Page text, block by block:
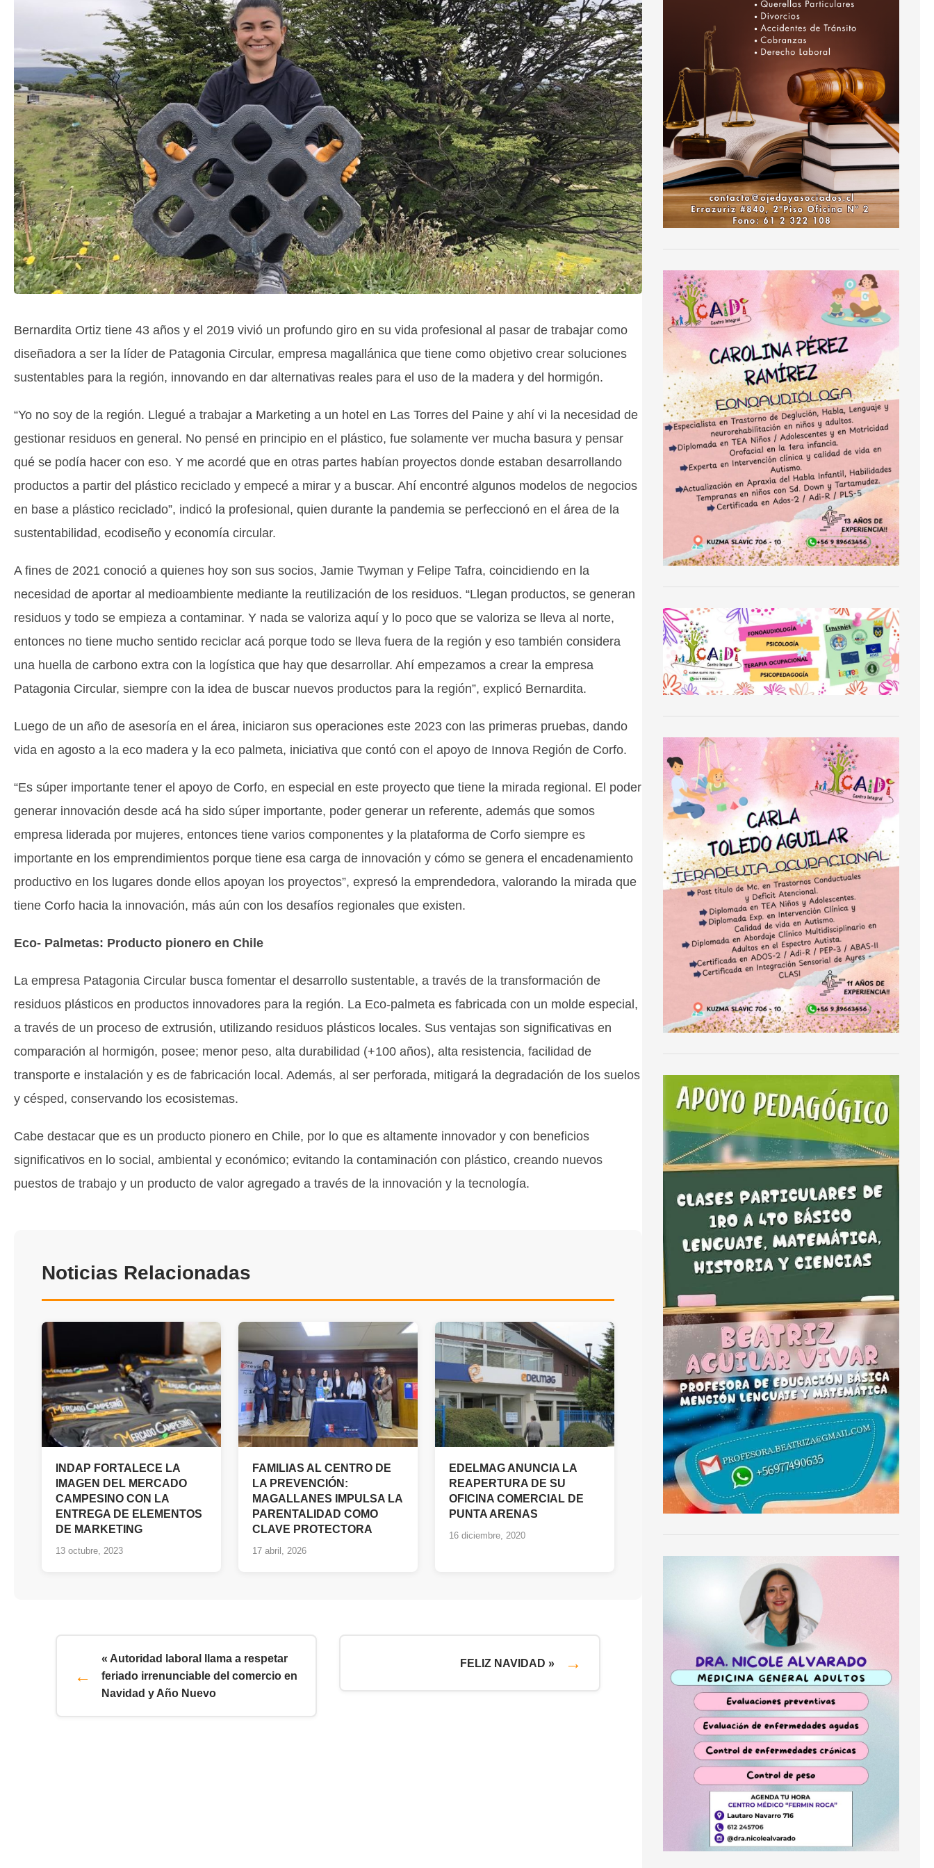
Bernardita Ortiz tiene 43 años y el 2019 vivió un profundo giro en su vida profesional al pasar de trabajar como
diseñadora a ser la líder de Patagonia Circular, empresa magallánica que tiene como objetivo crear soluciones
sustentables para la región, innovando en dar alternativas reales para el uso de la madera y del hormigón.
“Yo no soy de la región. Llegué a trabajar a Marketing a un hotel en Las Torres del Paine y ahí vi la necesidad de
gestionar residuos en general. No pensé en principio en el plástico, fue solamente ver mucha basura y pensar
qué se podía hacer con eso. Y me acordé que en otras partes habían proyectos donde estaban desarrollando
productos a partir del plástico reciclado y empecé a mirar y a buscar. Ahí encontré algunos modelos de negocios
en base a plástico reciclado”, indicó la profesional, quien durante la pandemia se perfeccionó en el área de la
sustentabilidad, ecodiseño y economía circular.
A fines de 2021 conoció a quienes hoy son sus socios, Jamie Twyman y Felipe Tafra, coincidiendo en la
necesidad de aportar al medioambiente mediante la reutilización de los residuos. “Llegan productos, se generan
residuos y todo se empieza a contaminar. Y nada se valoriza aquí y lo poco que se valoriza se lleva al norte,
entonces no tiene mucho sentido reciclar acá porque todo se lleva fuera de la región y eso también considera
una huella de carbono extra con la logística que hay que desarrollar. Ahí empezamos a crear la empresa
Patagonia Circular, siempre con la idea de buscar nuevos productos para la región”, explicó Bernardita.
Luego de un año de asesoría en el área, iniciaron sus operaciones este 2023 con las primeras pruebas, dando
vida en agosto a la eco madera y la eco palmeta, iniciativa que contó con el apoyo de Innova Región de Corfo.
“Es súper importante tener el apoyo de Corfo, en especial en este proyecto que tiene la mirada regional. El poder
generar innovación desde acá ha sido súper importante, poder generar un referente, además que somos
empresa liderada por mujeres, entonces tiene varios componentes y la plataforma de Corfo siempre es
importante en los emprendimientos porque tiene esa carga de innovación y cómo se genera el encadenamiento
productivo en los lugares donde ellos apoyan los proyectos”, expresó la emprendedora, valorando la mirada que
tiene Corfo hacia la innovación, más aún con los desafíos regionales que existen.
Eco- Palmetas: Producto pionero en Chile
La empresa Patagonia Circular busca fomentar el desarrollo sustentable, a través de la transformación de
residuos plásticos en productos innovadores para la región. La Eco-palmeta es fabricada con un molde especial,
a través de un proceso de extrusión, utilizando residuos plásticos locales. Sus ventajas son significativas en
comparación al hormigón, posee; menor peso, alta durabilidad (+100 años), alta resistencia, facilidad de
transporte e instalación y es de fabricación local. Además, al ser perforada, mitigará la degradación de los suelos
y césped, conservando los ecosistemas.
Cabe destacar que es un producto pionero en Chile, por lo que es altamente innovador y con beneficios
significativos en lo social, ambiental y económico; evitando la contaminación con plástico, creando nuevos
puestos de trabajo y un producto de valor agregado a través de la innovación y la tecnología.
Noticias Relacionadas
INDAP FORTALECE LA
IMAGEN DEL MERCADO
CAMPESINO CON LA
ENTREGA DE ELEMENTOS
DE MARKETING
13 octubre, 2023
FAMILIAS AL CENTRO DE
LA PREVENCIÓN:
MAGALLANES IMPULSA LA
PARENTALIDAD COMO
CLAVE PROTECTORA
17 abril, 2026
EDELMAG ANUNCIA LA
REAPERTURA DE SU
OFICINA COMERCIAL DE
PUNTA ARENAS
16 diciembre, 2020
« Autoridad laboral llama a respetar
feriado irrenunciable del comercio en
Navidad y Año Nuevo
FELIZ NAVIDAD »